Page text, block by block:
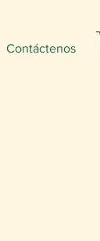
Contáctenos